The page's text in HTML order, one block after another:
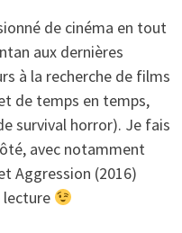
de cinéma en tout
aux dernières
à la recherche de films
de temps en temps,
survival horror). Je fais
avec notamment
Aggression (2016)
lecture